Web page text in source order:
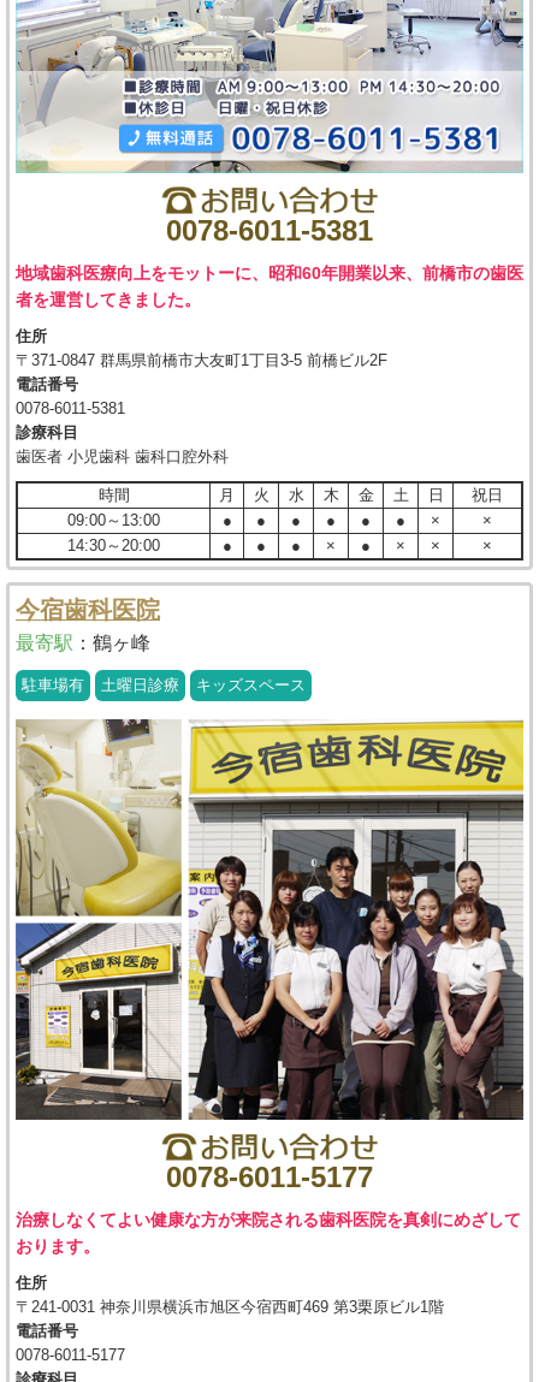
0078-6011-5381
地域歯科医療向上をモットーに、昭和60年開業以来、前橋市の歯医
者を運営してきました。
住所
〒371-0847 群馬県前橋市大友町1丁目3-5 前橋ビル2F
電話番号
0078-6011-5381
診療科目
歯医者 小児歯科 歯科口腔外科
時間 月 火 水 木 金 土 日
祝日
09:00～13:00
● ● ● ● ● ● ×
×
14:30～20:00
● ● ● × ● × × ×
今宿歯科医院
最寄駅 ： 鶴ヶ峰
駐車場有 土曜日診療 キッズスペース
0078-6011-5177
治療しなくてよい健康な方が来院される歯科医院を真剣にめざして
おります。
住所
〒241-0031 神奈川県横浜市旭区今宿西町469 第3栗原ビル1階
電話番号
0078-6011-5177